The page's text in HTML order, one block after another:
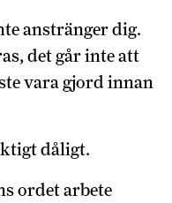
anstränger dig.
det går inte att
vara gjord innan
dåligt.
ordet arbete